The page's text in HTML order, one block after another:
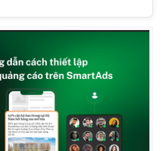
Quân sự - Quốc phòng
Vũ khí
Việt Nam
Phân tích